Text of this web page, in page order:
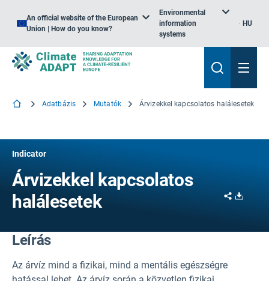
An official website of the European
Union | How do you know?
Environmental
information
systems
HU
Adatbázis Mutatók Árvizekkel kapcsolatos halálesetek
Indicator
Árvizekkel kapcsolatos
halálesetek
Share
Leírás
Az árvíz mind a fizikai, mind a mentális egészségre